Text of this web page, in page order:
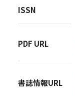
ISSN
PDF URL
書誌情報URL